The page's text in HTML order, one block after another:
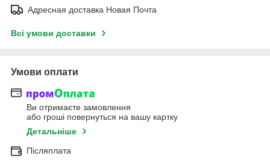
Адресная доставка Новая Почта
Всі умови доставки
Умови оплати
Ви отримаєте замовлення
або гроші повернуться на вашу картку
Детальніше
Післяплата